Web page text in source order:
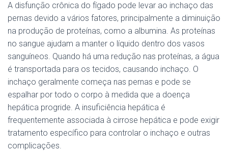
A disfunção crônica do fígado pode levar ao inchaço das
pernas devido a vários fatores, principalmente a diminuição
na produção de proteínas, como a albumina. As proteínas
no sangue ajudam a manter o líquido dentro dos vasos
sanguíneos. Quando há uma redução nas proteínas, a água
é transportada para os tecidos, causando inchaço. O
inchaço geralmente começa nas pernas e pode se
espalhar por todo o corpo à medida que a doença
hepática progride. A insuficiência hepática é
frequentemente associada à cirrose hepática e pode exigir
tratamento específico para controlar o inchaço e outras
complicações.